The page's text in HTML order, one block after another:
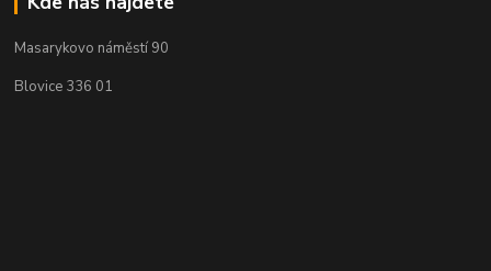
Masarykovo náměstí 90
Blovice 336 01